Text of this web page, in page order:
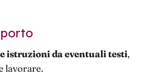
istruzioni da eventuali testi,
lavorare.